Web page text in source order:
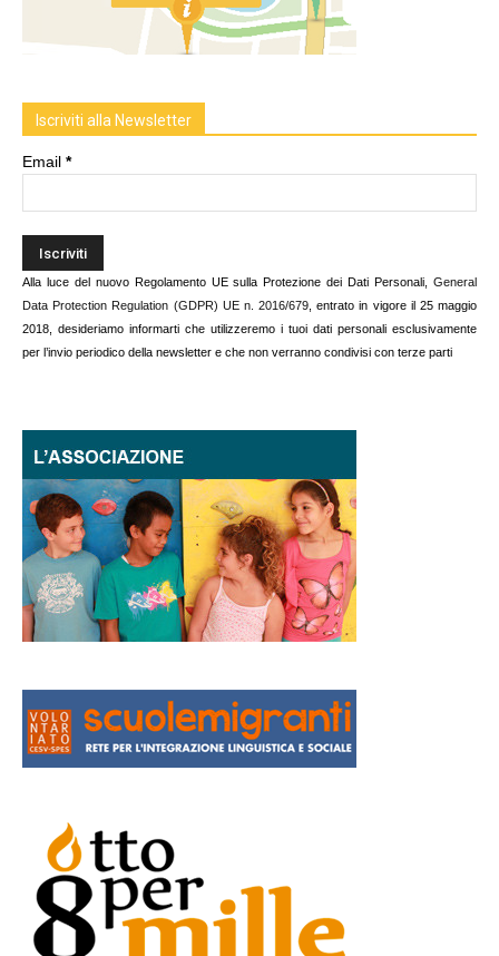
Iscriviti alla Newsletter
Email *
Alla luce del nuovo Regolamento UE sulla Protezione dei Dati Personali, General
Data Protection Regulation (GDPR) UE n. 2016/679 , entrato in vigore il 25 maggio
2018, desideriamo informarti che utilizzeremo i tuoi dati personali esclusivamente
per l’invio periodico della newsletter e che non verranno condivisi con terze parti